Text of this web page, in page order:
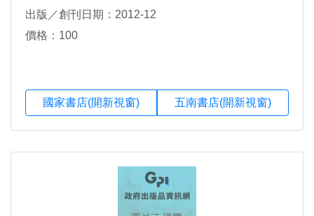
出版／創刊日期：2012-12
價格：100
國家書店(開新視窗) 五南書店(開新視窗)